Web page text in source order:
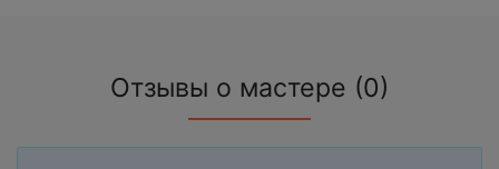
Отзывы о мастере (0)